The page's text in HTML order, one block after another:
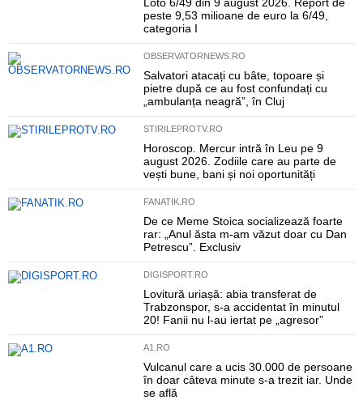
peste 9,53 milioane de euro la 6/49,
categoria I
OBSERVATORNEWS.RO
Salvatori atacați cu bâte, topoare și
pietre după ce au fost confundați cu
„ambulanța neagră”, în Cluj
STIRILEPROTV.RO
Horoscop. Mercur intră în Leu pe 9
august 2026. Zodiile care au parte de
vești bune, bani și noi oportunități
FANATIK.RO
De ce Meme Stoica socializează foarte
rar: „Anul ăsta m-am văzut doar cu Dan
Petrescu”. Exclusiv
DIGISPORT.RO
Lovitură uriașă: abia transferat de
Trabzonspor, s-a accidentat în minutul
20! Fanii nu l-au iertat pe „agresor”
A1.RO
Vulcanul care a ucis 30.000 de persoane
în doar câteva minute s-a trezit iar. Unde
se află